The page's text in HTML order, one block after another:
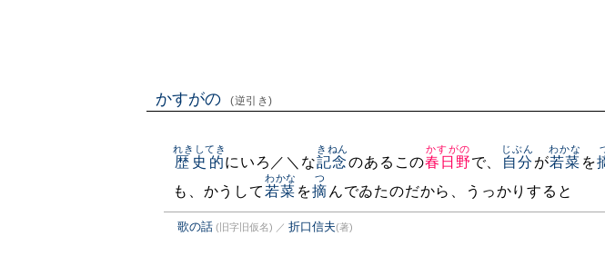
かすがの (逆引き)
歴史的
れきしてき
にいろ／＼な記念
きねん
のあるこの春日野
かすがの
で、 自分
じぶん
が若菜
わかな
を
も、かうして 若菜
わかな
を摘
つ
んでゐたのだから、うっかりすると
歌の話 (旧字旧仮名) ／ 折口信夫(著)